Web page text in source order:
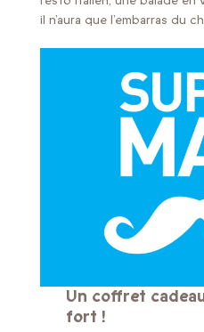
il n’aura que l’embarras du
Un coffret
fort !